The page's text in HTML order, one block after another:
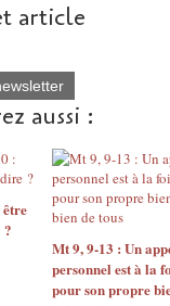
article
aussi :
être
?
Mt 9, 9-13 : Un
personnel est à la
pour son propre